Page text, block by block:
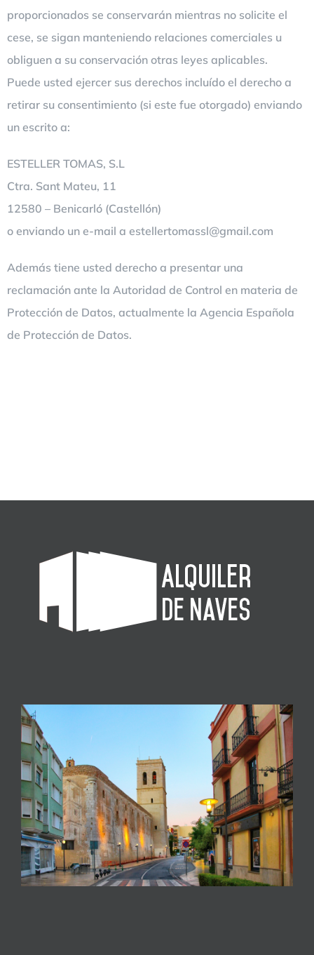
proporcionados se conservarán mientras no solicite el
cese, se sigan manteniendo relaciones comerciales u
obliguen a su conservación otras leyes aplicables.
Puede usted ejercer sus derechos incluído el derecho a
retirar su consentimiento (si este fue otorgado) enviando
un escrito a:
ESTELLER TOMAS, S.L
Ctra. Sant Mateu, 11
12580 – Benicarló (Castellón)
o enviando un e-mail a estellertomassl@gmail.com
Además tiene usted derecho a presentar una
reclamación ante la Autoridad de Control en materia de
Protección de Datos, actualmente la Agencia Española
de Protección de Datos.